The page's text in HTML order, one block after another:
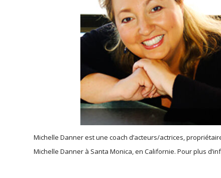
Michelle Danner est une coach d’acteurs/actrices,
Michelle Danner à Santa Monica, en Californie. Pour plus